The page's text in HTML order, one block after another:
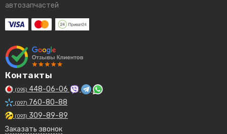
автозапчастей
Контакты
(095) 448-06-06
(097) 760-80-88
(093) 309-89-89
Заказать звонок